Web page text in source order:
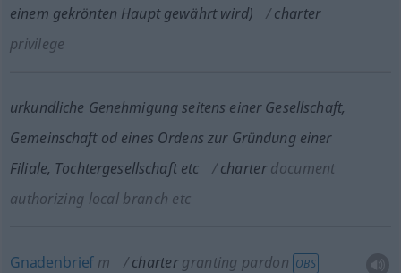
einem gekrönten Haupt gewährt wird)
charter
privilege
urkundliche Genehmigung seitens einer Gesellschaft,
Gemeinschaftodeines Ordens zur Gründung einer
Filiale, Tochtergesellschaftetc charter document
authorizing local branch etc
Gnadenbrief m charter granting pardon OBS